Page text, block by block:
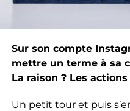
Sur son compte
mettre un terme à sa
La raison ? Les
Un petit tour et puis